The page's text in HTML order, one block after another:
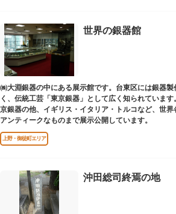
なでる場所によって異なるご利益を授かるといわれ
気。ふっくらとした優しい顔立ちのおかめは「お多福
く幸せを招く女性の象徴という事から長年親しまれる
ご祭神としては天日鷲命（あめのひわしのみこと）と
るのみこと）の他、浅草名所七福神のひとつとしても
れています。
世界の銀器館
㈱大淵銀器の中にある展示館です。台東区には銀器
く、伝統工芸「東京銀器」として広く知られていま
京銀器の他、イギリス・イタリア・トルコなど、世
アンティークなものまで展示公開しています。
上野・御徒町エリア
沖田総司終焉の地